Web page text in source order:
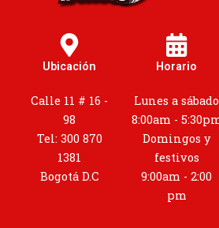
Ubicación
Calle 11 # 16 -
98
Tel: 300 870
1381
Bogotá D.C
Horario
Lunes a sábado
8:00am -
Domingos y
festivos
9:00am - 2:00
pm